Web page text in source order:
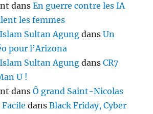
dansEn guerre contre les IA
les femmes
Sultan Agung dansUn
pour l’Arizona
Sultan Agung dansCR7
U !
dansÔ grand Saint-Nicolas
dansBlack Friday, Cyber